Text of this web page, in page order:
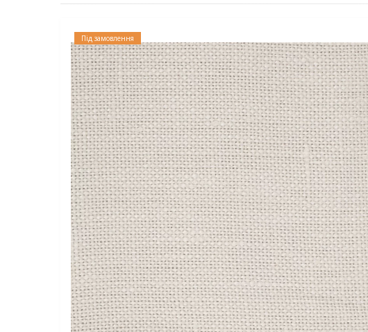
Під замовлення